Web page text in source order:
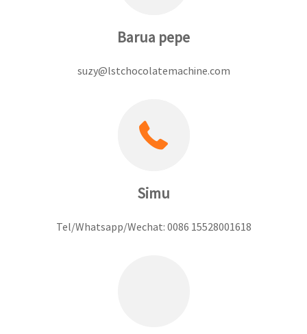
Barua pepe
suzy@lstchocolatemachine.com
Simu
Tel/Whatsapp/Wechat: 0086 15528001618